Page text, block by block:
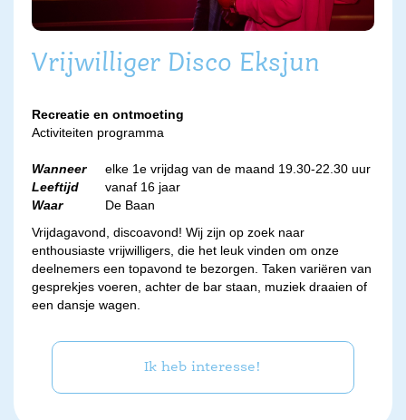
Vrijwilliger Disco Eksjun
Recreatie en ontmoeting
Activiteiten programma
Wanneer
elke 1e vrijdag van de maand 19.30-22.30 uur
Leeftijd
vanaf 16 jaar
Waar
De Baan
Vrijdagavond, discoavond! Wij zijn op zoek naar
enthousiaste vrijwilligers, die het leuk vinden om onze
deelnemers een topavond te bezorgen. Taken variëren van
gesprekjes voeren, achter de bar staan, muziek draaien of
een dansje wagen.
Ik heb interesse!